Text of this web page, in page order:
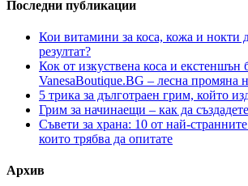
Последни публикации
Кои витамини за коса, кожа и нокти
резултат?
Кок от изкуствена коса и екстеншън
VanesaBoutique.BG – лесна промяна
5 трика за дълготраен грим, който
Грим за начинаещи – как да
Съвети за храна: 10 от най-
които трябва да опитате
Архив